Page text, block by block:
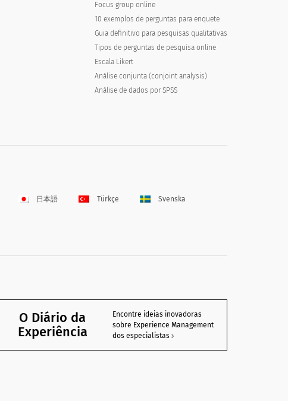
Focus group online
10 exemplos de perguntas para enquete
Guia definitivo para pesquisas qualitativas
Tipos de perguntas de pesquisa online
Escala Likert
Análise conjunta (conjoint analysis)
Análise de dados por SPSS
日本語 Türkçe Svenska
O Diário da
Experiência
Encontre ideias inovadoras
sobre Experience Management
dos especialistas